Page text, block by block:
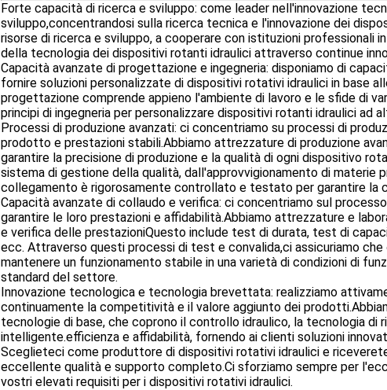
Forte capacità di ricerca e sviluppo: come leader nell'innovazione
sviluppo,concentrandosi sulla ricerca tecnica e l'innovazione dei
risorse di ricerca e sviluppo, a cooperare con istituzioni professionali
della tecnologia dei dispositivi rotanti idraulici attraverso continue
Capacità avanzate di progettazione e ingegneria: disponiamo di
fornire soluzioni personalizzate di dispositivi rotativi idraulici in base
progettazione comprende appieno l'ambiente di lavoro e le sfide di
principi di ingegneria per personalizzare dispositivi rotanti idraulici ad
Processi di produzione avanzati: ci concentriamo su processi di
prodotto e prestazioni stabili.Abbiamo attrezzature di produzione
garantire la precisione di produzione e la qualità di ogni dispositivo
sistema di gestione della qualità, dall'approvvigionamento di materie
collegamento è rigorosamente controllato e testato per garantire la
Capacità avanzate di collaudo e verifica: ci concentriamo sul
garantire le loro prestazioni e affidabilità.Abbiamo attrezzature e
e verifica delle prestazioniQuesto include test di durata, test di
ecc. Attraverso questi processi di test e convalida,ci assicuriamo che
mantenere un funzionamento stabile in una varietà di condizioni di
standard del settore.
Innovazione tecnologica e tecnologia brevettata: realizziamo
continuamente la competitività e il valore aggiunto dei
tecnologie di base, che coprono il controllo idraulico, la tecnologia di
intelligente.efficienza e affidabilità, fornendo ai clienti soluzioni
Sceglieteci come produttore di dispositivi rotativi idraulici e
eccellente qualità e supporto completo.Ci sforziamo sempre per
vostri elevati requisiti per i dispositivi rotativi idraulici.